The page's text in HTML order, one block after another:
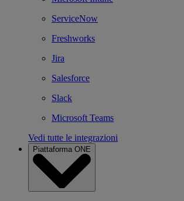
ServiceNow
Freshworks
Jira
Salesforce
Slack
Microsoft Teams
Vedi tutte le integrazioni
Piattaforma ONE